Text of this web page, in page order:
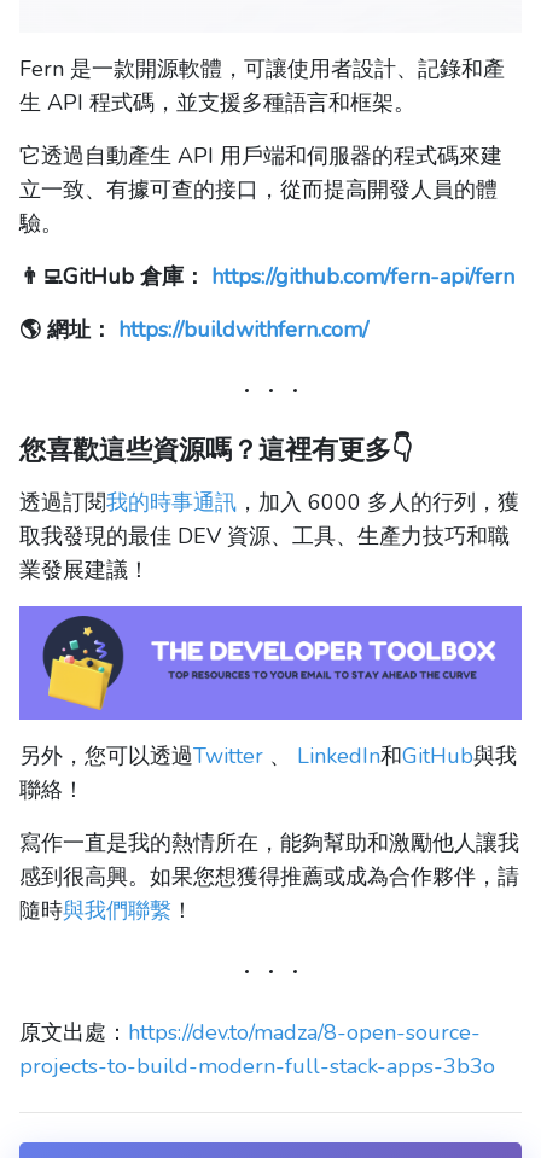
Fern 是一款開源軟體，可讓使用者設計、記錄和產
生 API 程式碼，並支援多種語言和框架。
它透過自動產生 API 用戶端和伺服器的程式碼來建
立一致、有據可查的接口，從而提高開發人員的體
驗。
👨‍💻GitHub 倉庫： https://github.com/fern-api/fern
🌎 網址： https://buildwithfern.com/
您喜歡這些資源嗎？這裡有更多👇
透過訂閱我的時事通訊 ，加入 6000 多人的行列，獲
取我發現的最佳 DEV 資源、工具、生產力技巧和職
業發展建議！
另外，您可以透過Twitter 、 LinkedIn和GitHub與我
聯絡！
寫作一直是我的熱情所在，能夠幫助和激勵他人讓我
感到很高興。如果您想獲得推薦或成為合作夥伴，請
隨時與我們聯繫 ！
原文出處： https://dev.to/madza/8-open-source-
projects-to-build-modern-full-stack-apps-3b3o